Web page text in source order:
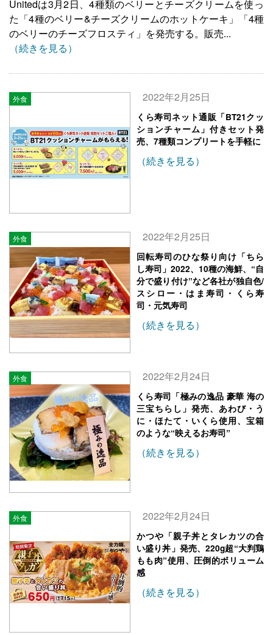
Unitedは3月2日、4種類のベリーとチーズクリームを使っ
た「4種のベリー&チーズクリームのホットケーキ」「4種
のベリーのチーズフロスティ」を発売する。販売...
（続きを見る）
外食 2022年2月25日
くら寿司ネット通販「BT21クッ
ションチャーム」付きセット発
売、7種類コンプリートを手軽に
（続きを見る）
外食 2022年2月25日
回転寿司のひな祭り向け「ちら
し寿司」2022、10種の海鮮、“自
分で盛り付け”など各社が独自色/
スシロー・はま寿司・くら寿
司・元気寿司
（続きを見る）
外食 2022年2月24日
くら寿司「極みの逸品 豪華 海の
三宝ちらし」発売、あわび・う
に・ほたて・いくら使用、宝箱
のような“映えるお寿司”
（続きを見る）
外食 2022年2月24日
かつや「親子丼とタレカツの合
い盛り丼」発売、220g超“大判鶏
もも肉”使用、圧倒的ボリューム
感
（続きを見る）